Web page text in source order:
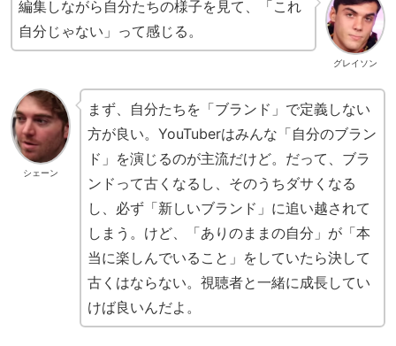
グレイソン
編集しながら自分たちの様子を見て、「これ
自分じゃない」って感じる。
シェーン
まず、自分たちを「ブランド」で定義しない
方が良い。YouTuberはみんな「自分のブラン
ド」を演じるのが主流だけど。だって、ブラ
ンドって古くなるし、そのうちダサくなる
し、必ず「新しいブランド」に追い越されて
しまう。けど、「ありのままの自分」が「本
当に楽しんでいること」をしていたら決して
古くはならない。視聴者と一緒に成長してい
けば良いんだよ。